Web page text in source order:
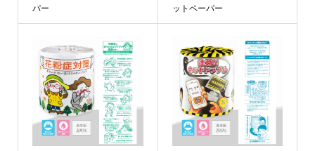
パー
ットペーパー